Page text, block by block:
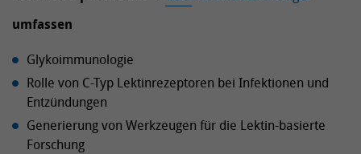
umfassen
Glykoimmunologie
Rolle von C-Typ Lektinrezeptoren bei Infektionen und
Entzündungen
Generierung von Werkzeugen für die Lektin-basierte
Forschung